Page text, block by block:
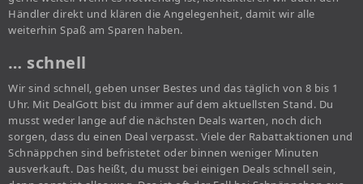
Händler direkt und klären die Angelegenheit, damit wir alle
weiterhin Spaß am Sparen haben.
… schnell
Wir sind schnell, geben unser Bestes und das täglich von 8 bis 1
Uhr. Mit DealGott bist du immer auf dem aktuellsten Stand. Du
musst weder lange auf die nächsten Deals warten, noch dich
sorgen, dass du einen Deal verpasst. Viele der Rabattaktionen und
Schnäppchen sind befristetet oder binnen weniger Minuten
ausverkauft. Das heißt, du musst bei einigen Deals schnell sein,